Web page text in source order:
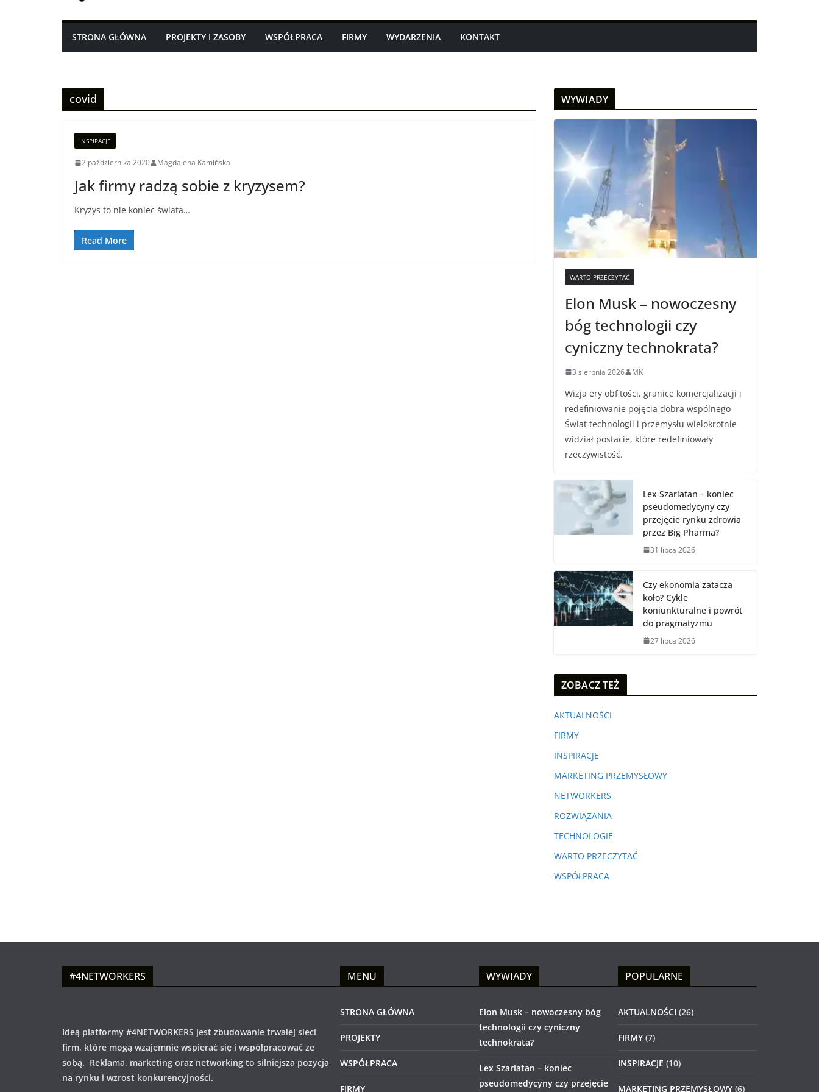
STRONA GŁÓWNA PROJEKTY I ZASOBY WSPÓŁPRACA FIRMY WYDARZENIA KONTAKT
covid
INSPIRACJE
2 października 2020 Magdalena Kamińska
Jak firmy radzą sobie z kryzysem?
Kryzys to nie koniec świata…
Read More
WYWIADY
WARTO PRZECZYTAĆ
Elon Musk – nowoczesny
bóg technologii czy
cyniczny technokrata?
3 sierpnia 2026 MK
Wizja ery obfitości, granice komercjalizacji i
redefiniowanie pojęcia dobra wspólnego
Świat technologii i przemysłu wielokrotnie
widział postacie, które redefiniowały
rzeczywistość.
Lex Szarlatan – koniec
pseudomedycyny czy
przejęcie rynku zdrowia
przez Big Pharma?
31 lipca 2026
Czy ekonomia zatacza
koło? Cykle
koniunkturalne i powrót
do pragmatyzmu
27 lipca 2026
ZOBACZ TEŻ
AKTUALNOŚCI
FIRMY
INSPIRACJE
MARKETING PRZEMYSŁOWY
NETWORKERS
ROZWIĄZANIA
TECHNOLOGIE
WARTO PRZECZYTAĆ
WSPÓŁPRACA
#4NETWORKERS
Ideą platformy #4NETWORKERS jest zbudowanie trwałej sieci
firm, które mogą wzajemnie wspierać się i współpracować ze
sobą. Reklama, marketing oraz networking to silniejsza pozycja
na rynku i wzrost konkurencyjności.
MENU
STRONA GŁÓWNA
PROJEKTY
WSPÓŁPRACA
FIRMY
WYWIADY
Elon Musk – nowoczesny bóg
technologii czy cyniczny
technokrata?
Lex Szarlatan – koniec
pseudomedycyny czy przejęcie
POPULARNE
AKTUALNOŚCI (26)
FIRMY (7)
INSPIRACJE (10)
MARKETING PRZEMYSŁOWY (6)